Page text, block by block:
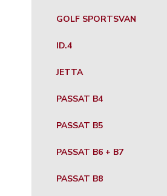
GOLF SPORTSVAN
ID.4
JETTA
PASSAT B4
PASSAT B5
PASSAT B6 + B7
PASSAT B8